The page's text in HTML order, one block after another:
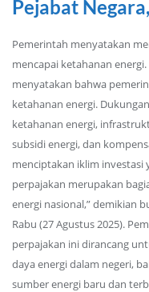
Pejabat
Pemerintah menyatakan
mencapai ketahanan
menyatakan bahwa
ketahanan energi.
ketahanan energi,
subsidi energi, dan
menciptakan iklim
perpajakan merupakan
energi nasional,” demikian
Rabu (27 Agustus 2025).
perpajakan ini dirancang
daya energi dalam negeri,
sumber energi baru dan